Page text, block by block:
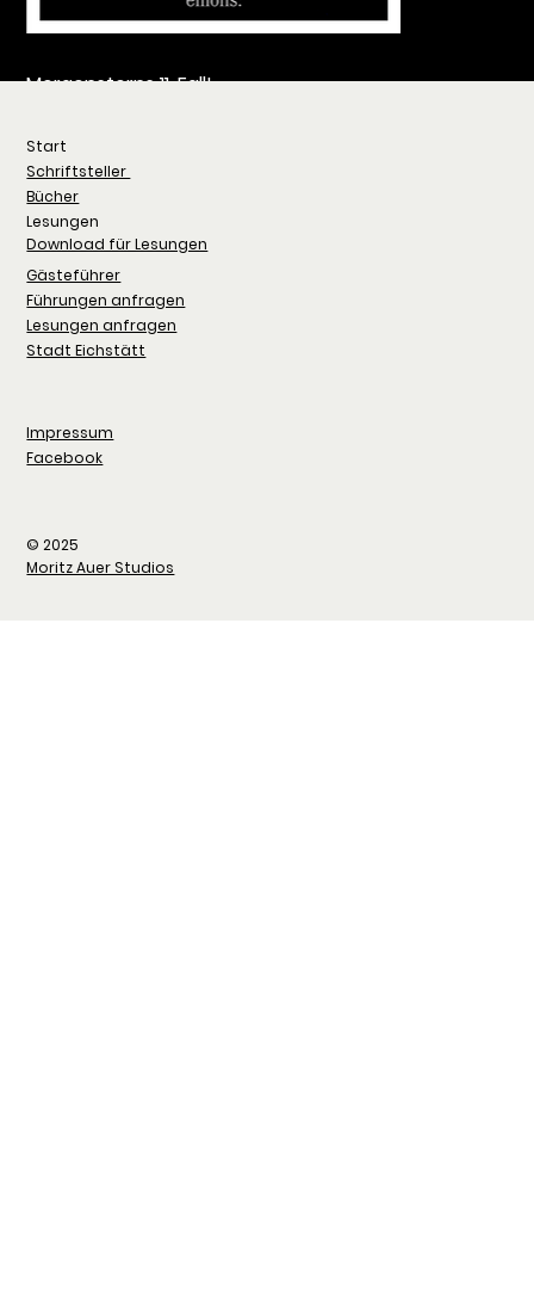
Morgensterns 11. Fall!
Start
Schriftsteller
Bücher
Lesungen
Download für Lesungen
Gästeführer
Führungen anfragen
Lesungen anfragen
Stadt Eichstätt
Impressum
Facebook
© 2025
Moritz Auer Studios